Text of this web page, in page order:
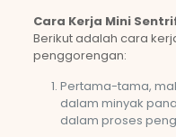
Cara Kerja Mini
Berikut adalah cara
penggorengan:
Pertama-tama,
dalam minyak
dalam proses